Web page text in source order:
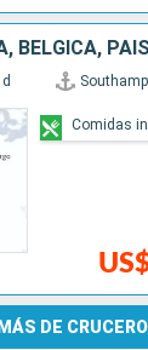
Comidas
DE